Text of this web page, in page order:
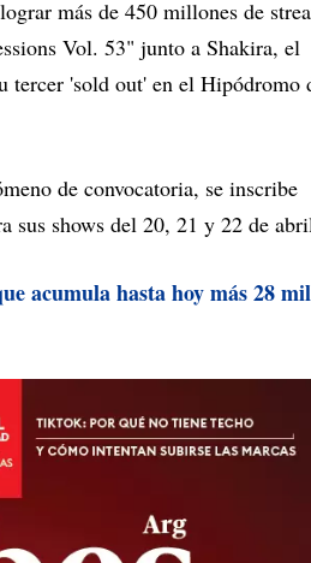
más de 450 millones de
Vol. 53" junto a Shakira, el
tercer 'sold out' en el Hipódromo
de convocatoria, se inscribe
sus shows del 20, 21 y 22 de
acumula hasta hoy más 28